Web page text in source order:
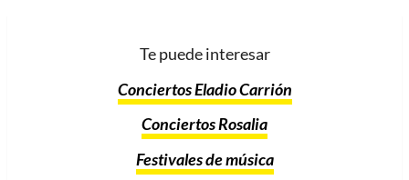
Te puede interesar
Conciertos Eladio Carrión
Conciertos Rosalia
Festivales de música